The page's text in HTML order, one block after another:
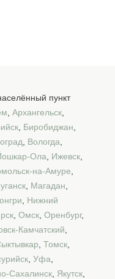
пункт
Архангельск
Биробиджан
Вологда
Ола Ижевск
на-Амуре
Магадан
Нижний
Омск Оренбург,
Камчатский
Томск
Уфа
Сахалинск Якутск